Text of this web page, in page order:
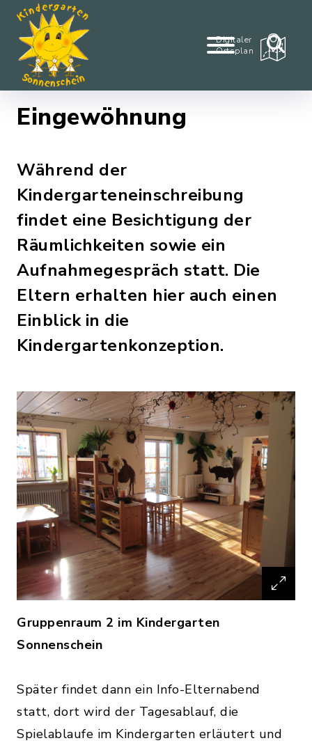
Digitaler
Ortsplan
Eingewöhnung
Während der
Kindergarteneinschreibung
findet eine Besichtigung der
Räumlichkeiten sowie ein
Aufnahmegespräch statt. Die
Eltern erhalten hier auch einen
Einblick in die
Kindergartenkonzeption.
Gruppenraum 2 im Kindergarten
Sonnenschein
Später findet dann ein Info-Elternabend
statt, dort wird der Tagesablauf, die
Spielablaufe im Kindergarten erläutert und